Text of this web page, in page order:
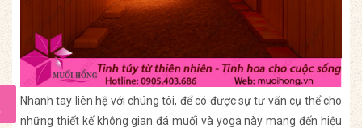
Nhanh tay liên hệ với chúng tôi, để có được sự tư vấn cụ thể cho
những thiết kế không gian đá muối và yoga này mang đến hiệu